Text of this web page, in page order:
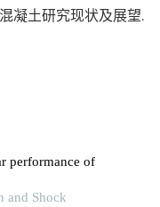
凝土研究现状及展望.
performance of
and Shock